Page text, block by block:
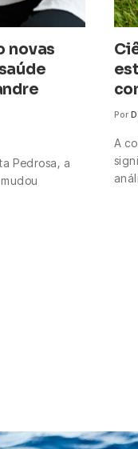
novas
Pedrosa, a
Por
A